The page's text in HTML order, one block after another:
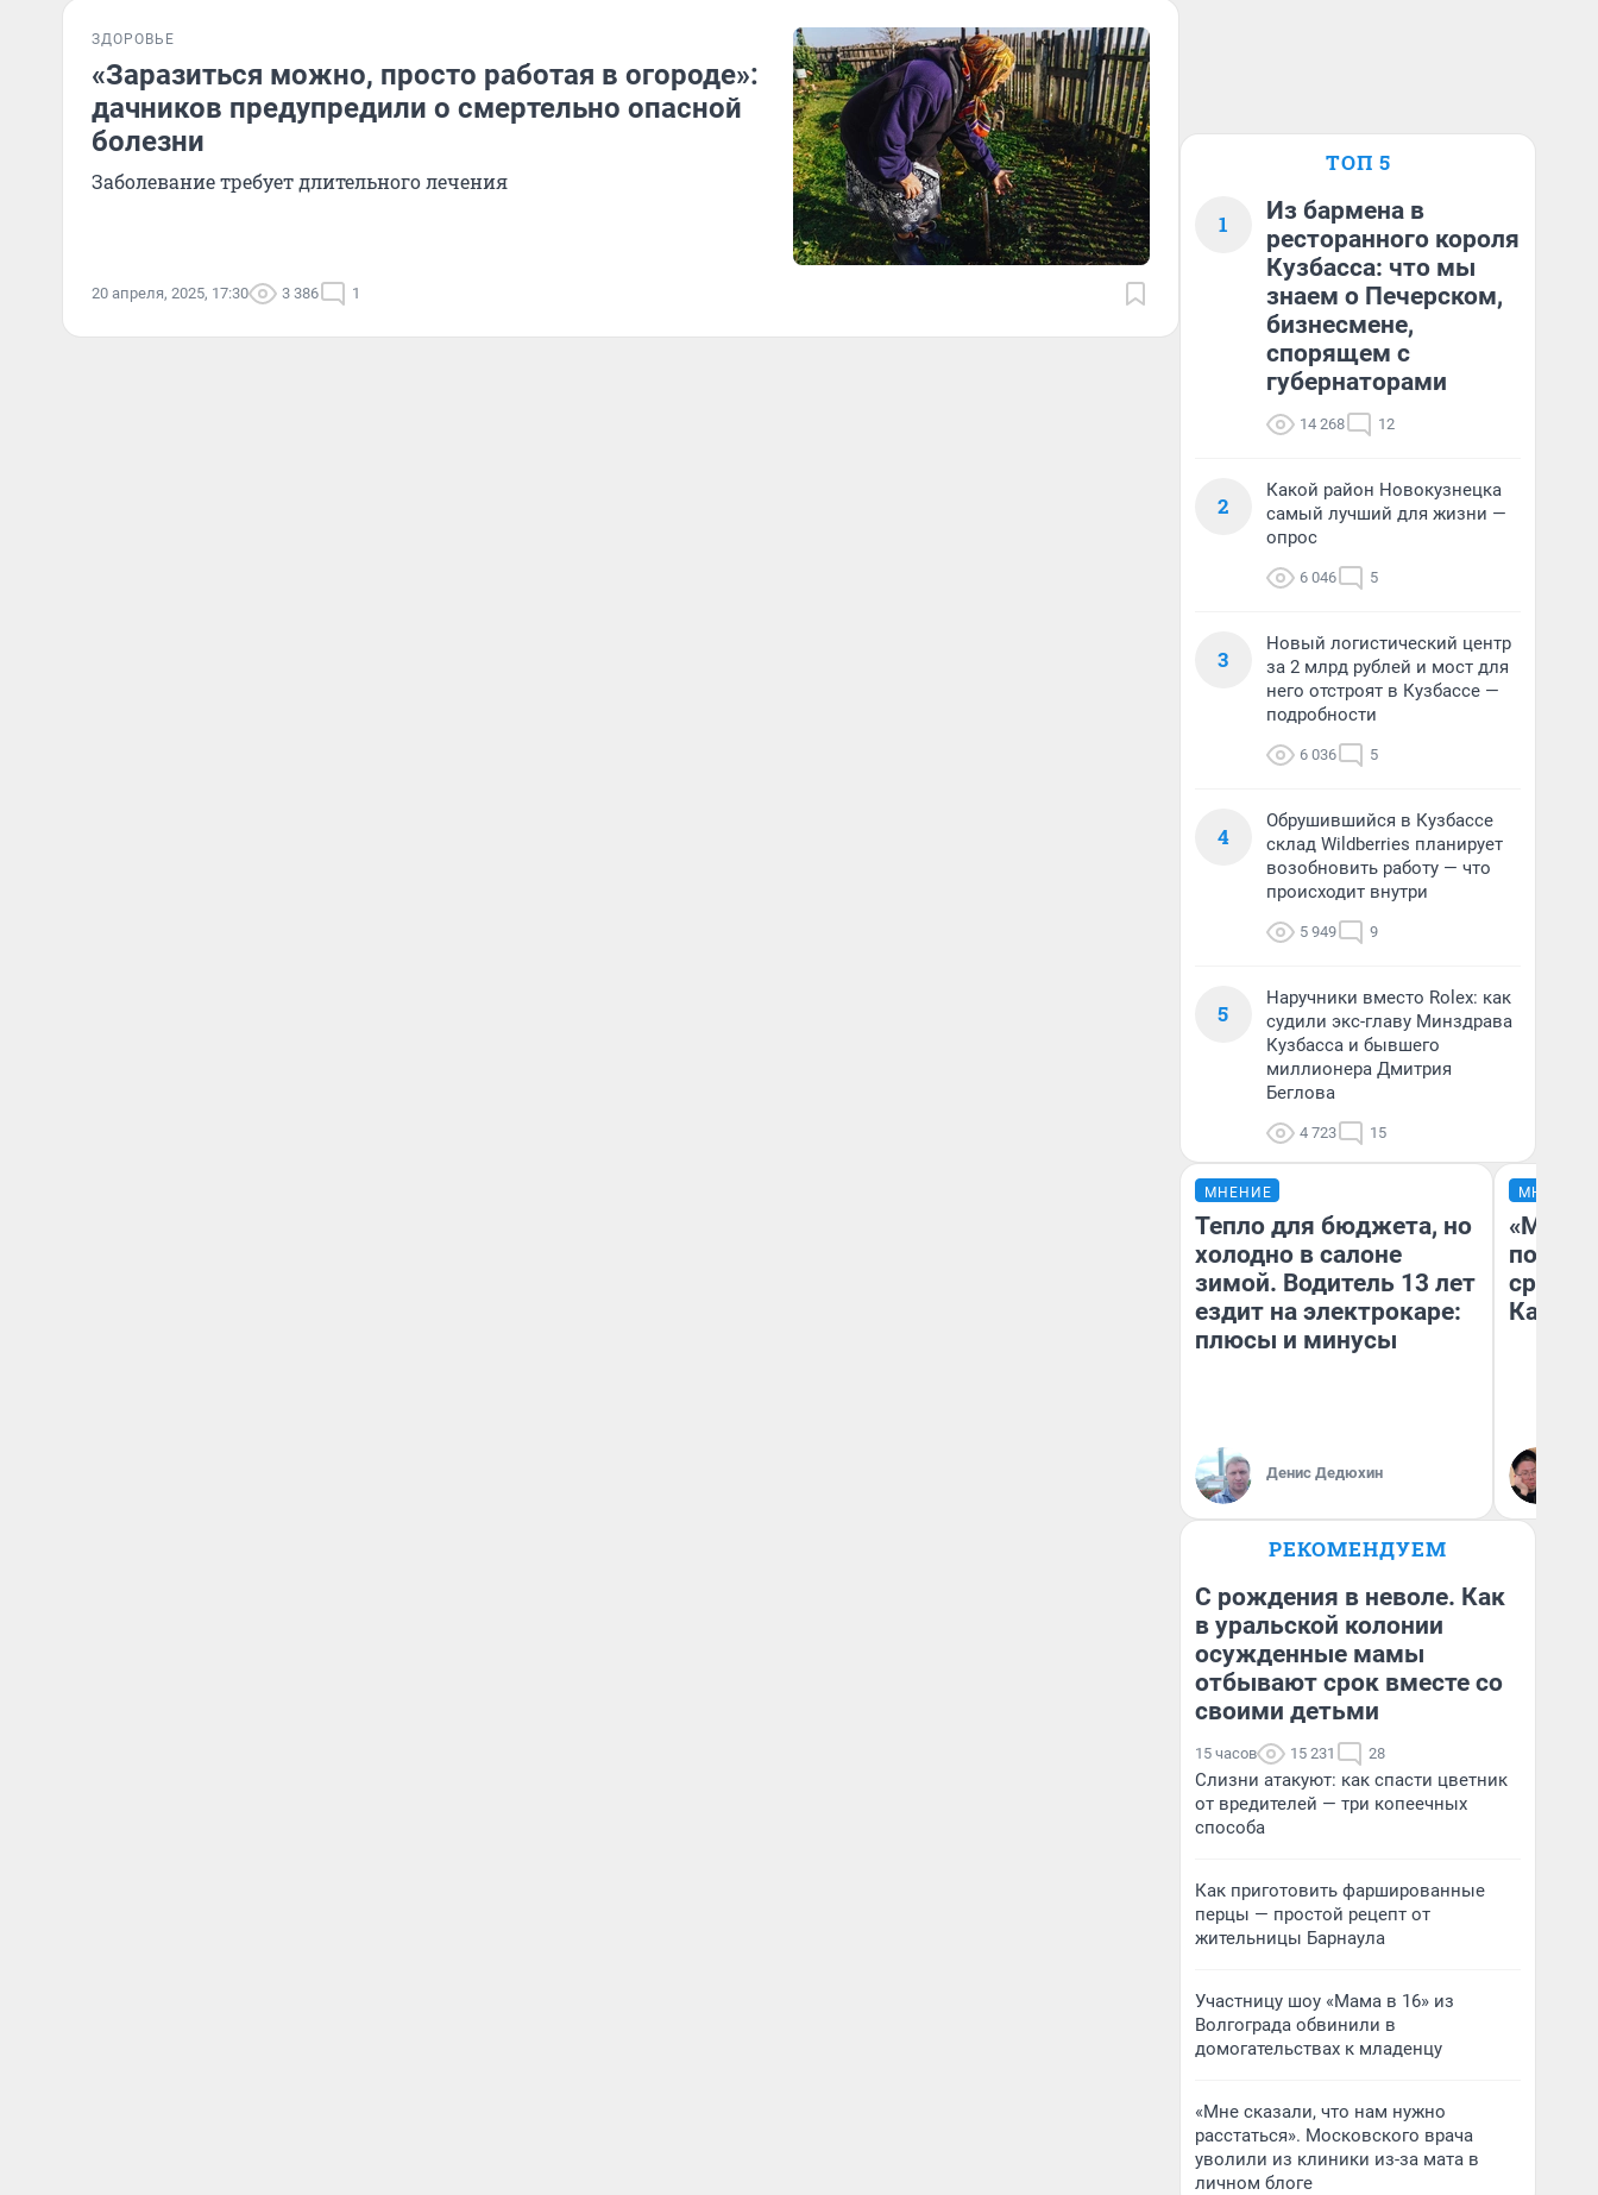
ЗДОРОВЬЕ
«Заразиться можно, просто работая в огороде»:
дачников предупредили о смертельно опасной
болезни
Заболевание требует длительного лечения
20 апреля, 2025, 17:30 3 386 1
ТОП 5
1
Из бармена в
ресторанного короля
Кузбасса: что мы
знаем о Печерском,
бизнесмене,
спорящем с
губернаторами
14 268 12
2
Какой район Новокузнецка
самый лучший для жизни —
опрос
6 046 5
3
Новый логистический центр
за 2 млрд рублей и мост для
него отстроят в Кузбассе —
подробности
6 036 5
4
Обрушившийся в Кузбассе
склад Wildberries планирует
возобновить работу — что
происходит внутри
5 949 9
5
Наручники вместо Rolex: как
судили экс-главу Минздрава
Кузбасса и бывшего
миллионера Дмитрия
Беглова
4 723 15
МНЕНИЕ
Тепло для бюджета, но
холодно в салоне
зимой. Водитель 13 лет
ездит на электрокаре:
плюсы и минусы
Денис Дедюхин
МНЕНИЕ
РЕКОМЕНДУЕМ
С рождения в неволе. Как
в уральской колонии
осужденные мамы
отбывают срок вместе со
своими детьми
15 часов 15 231 28
Слизни атакуют: как спасти цветник
от вредителей — три копеечных
способа
Как приготовить фаршированные
перцы — простой рецепт от
жительницы Барнаула
Участницу шоу «Мама в 16» из
Волгограда обвинили в
домогательствах к младенцу
«Мне сказали, что нам нужно
расстаться». Московского врача
уволили из клиники из-за мата в
личном блоге